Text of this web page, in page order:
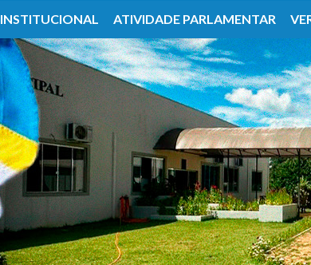
INSTITUCIONAL ATIVIDADE PARLAMENTAR